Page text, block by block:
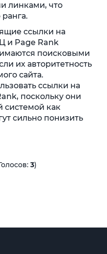
линками, что
ссылки на
и Page Rank
поисковыми
их авторитетность
сайта.
ссылки на
поскольку они
системой как
сильно понизить
3)